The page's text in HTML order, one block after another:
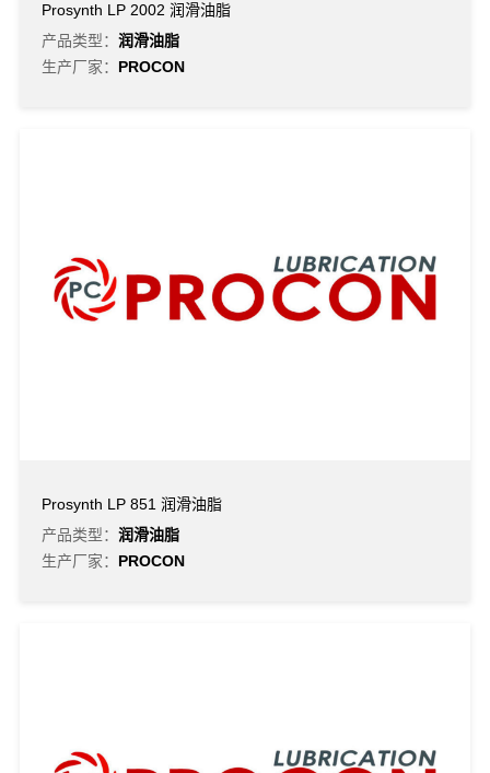
Prosynth LP 2002 润滑油脂
产品类型： 润滑油脂
生产厂家： PROCON
Prosynth LP 851 润滑油脂
产品类型： 润滑油脂
生产厂家： PROCON